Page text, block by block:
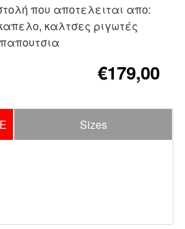
που αποτελειται απο:
καλτσες ριγωτές
€179,00
Sizes